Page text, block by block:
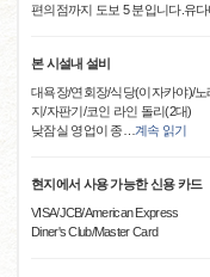
편의점까지 도보 5 분입니다.유
본 시설내 설비
대욕장/연회장/식당(이자카야)/
지/자판기/코인 라인 돌리(2대)
낮잠실 영업이 종
계속 읽기
현지에서 사용 가능한 신용 카드
VISA/JCB/American Express
Diner's Club/Master Card